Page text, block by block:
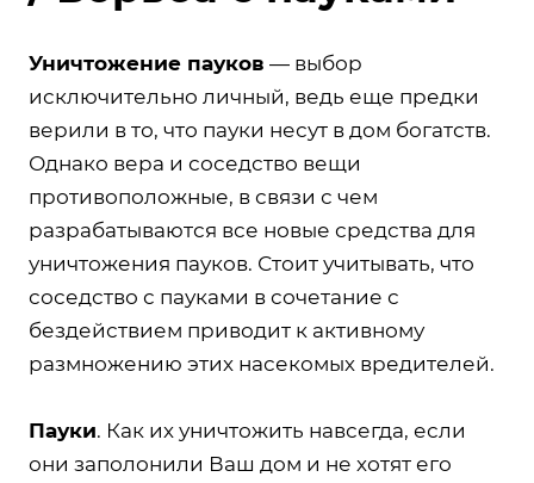
Уничтожение пауков — выбор
исключительно личный, ведь еще предки
верили в то, что пауки несут в дом богатств.
Однако вера и соседство вещи
противоположные, в связи с чем
разрабатываются все новые средства для
уничтожения пауков. Стоит учитывать, что
соседство с пауками в сочетание с
бездействием приводит к активному
размножению этих насекомых вредителей.
Пауки. Как их уничтожить навсегда, если
они заполонили Ваш дом и не хотят его